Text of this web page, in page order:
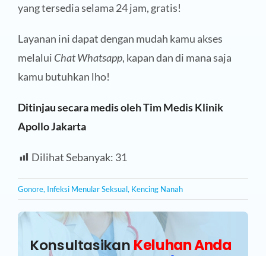
yang tersedia selama 24 jam, gratis!
Layanan ini dapat dengan mudah kamu akses
melalui Chat Whatsapp, kapan dan di mana saja
kamu butuhkan lho!
Ditinjau secara medis oleh Tim Medis Klinik
Apollo Jakarta
Dilihat Sebanyak: 31
Gonore, Infeksi Menular Seksual, Kencing Nanah
KonsultasikanKeluhan Anda